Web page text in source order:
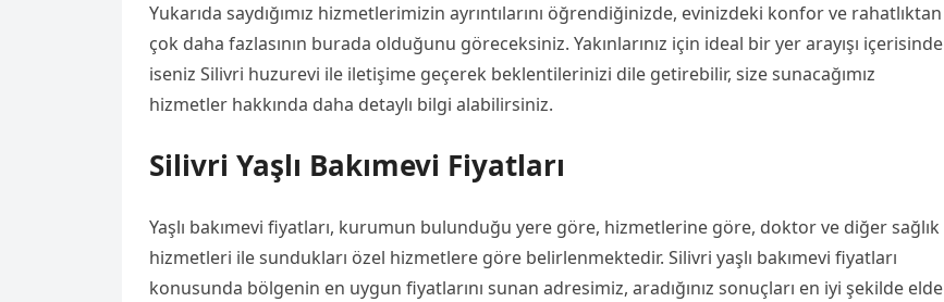
Yukarıda saydığımız hizmetlerimizin ayrıntılarını öğrendiğinizde, evinizdeki konfor ve rahatlıktan
çok daha fazlasının burada olduğunu göreceksiniz. Yakınlarınız için ideal bir yer arayışı içerisinde
iseniz Silivri huzurevi ile iletişime geçerek beklentilerinizi dile getirebilir, size sunacağımız
hizmetler hakkında daha detaylı bilgi alabilirsiniz.
Silivri Yaşlı Bakımevi Fiyatları
Yaşlı bakımevi fiyatları, kurumun bulunduğu yere göre, hizmetlerine göre, doktor ve diğer sağlık
hizmetleri ile sundukları özel hizmetlere göre belirlenmektedir. Silivri yaşlı bakımevi fiyatları
konusunda bölgenin en uygun fiyatlarını sunan adresimiz, aradığınız sonuçları en iyi şekilde elde